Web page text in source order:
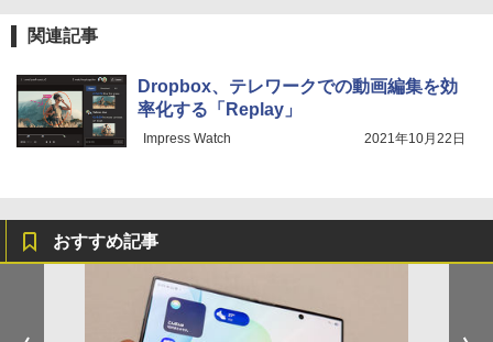
関連記事
Dropbox、テレワークでの動画編集を効
率化する「Replay」
Impress Watch 2021年10月22日
おすすめ記事